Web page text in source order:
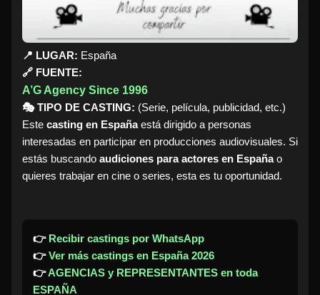
📍 LUGAR: España
🔗 FUENTE:
A’G Agency Since 1996
🎭 TIPO DE CASTING: (Serie, película, publicidad, etc.)
Este casting en Españaestá dirigido a personas
interesadas en participar en producciones audiovisuales. Si
estás buscando audiciones para actores en Españao
quieres trabajar en cine o series, esta es tu oportunidad.
👉 Recibir castings por WhatsApp
👉Ver más castings en España 2026
👉AGENCIAS y REPRESENTANTES en toda
ESPAÑA